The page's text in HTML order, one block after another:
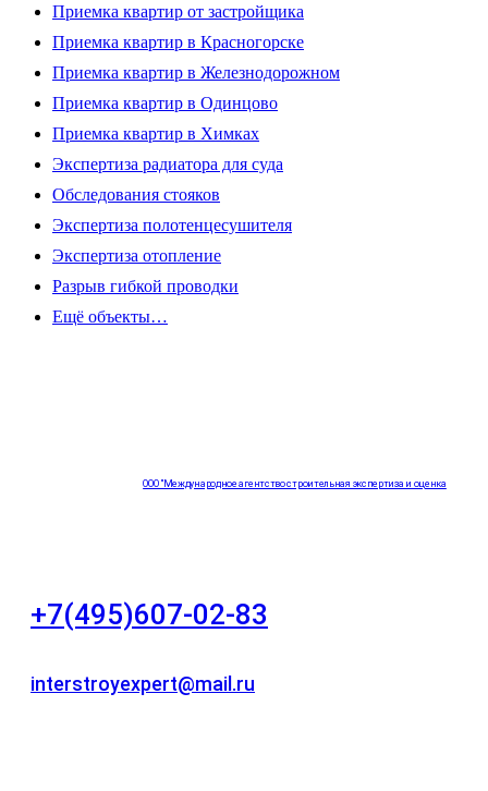
Приемка квартир от застройщика
Приемка квартир в Красногорске
Приемка квартир в Железнодорожном
Приемка квартир в Одинцово
Приемка квартир в Химках
Экспертиза радиатора для суда
Обследования стояков
Экспертиза полотенцесушителя
Экспертиза отопление
Разрыв гибкой проводки
Ещё объекты…
ООО "Международное агентство строительная экспертиза и оценка
+7(495)607-02-83
interstroyexpert@mail.ru